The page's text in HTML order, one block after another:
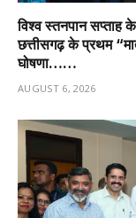
विश्व स्तनपान सप्ताह
छत्तीसगढ़ के प्रथम
घोषणा……
AUGUST 6, 2026